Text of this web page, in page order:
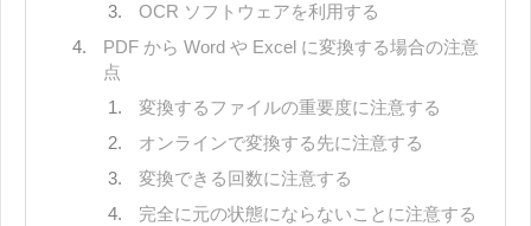
OCR ソフトウェアを利用する
PDF から Word や Excel に変換する場合の注意
点
変換するファイルの重要度に注意する
オンラインで変換する先に注意する
変換できる回数に注意する
完全に元の状態にならないことに注意する